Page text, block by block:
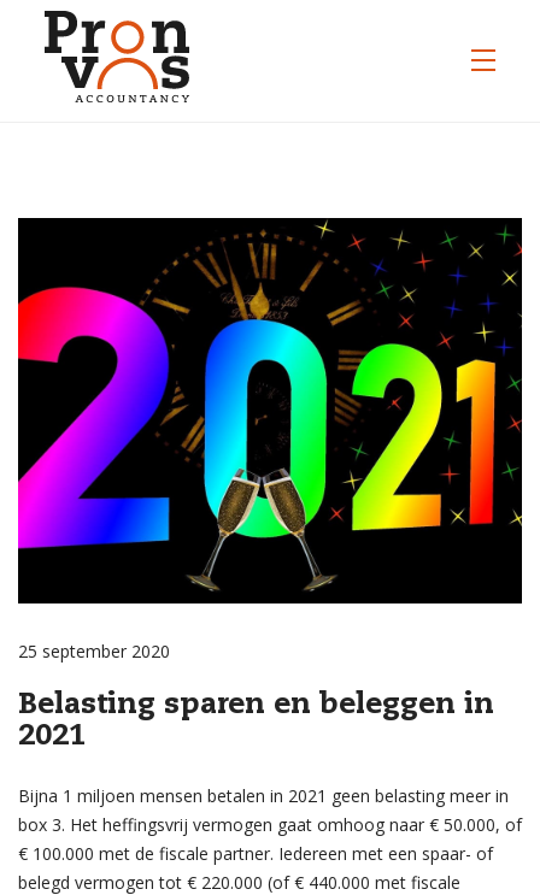
25 september 2020
Belasting sparen en beleggen in
2021
Bijna 1 miljoen mensen betalen in 2021 geen belasting meer in
box 3. Het heffingsvrij vermogen gaat omhoog naar € 50.000, of
€ 100.000 met de fiscale partner. Iedereen met een spaar- of
belegd vermogen tot € 220.000 (of € 440.000 met fiscale